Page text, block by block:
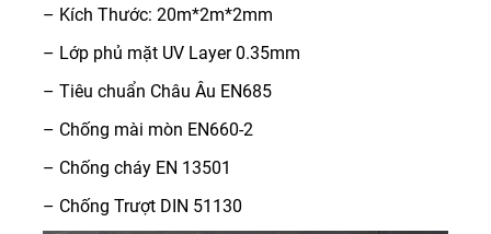
– Kích Thước: 20m*2m*2mm
– Lớp phủ mặt UV Layer 0.35mm
– Tiêu chuẩn Châu Âu EN685
– Chống mài mòn EN660-2
– Chống cháy EN 13501
– Chống Trượt DIN 51130